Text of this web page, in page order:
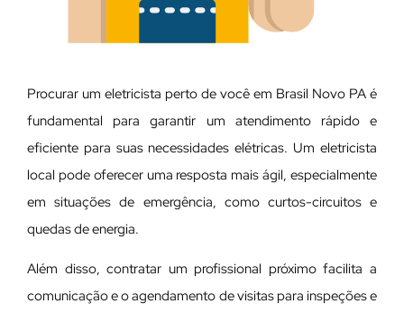
Procurar um eletricista perto de você em Brasil Novo PA é
fundamental para garantir um atendimento rápido e
eficiente para suas necessidades elétricas. Um eletricista
local pode oferecer uma resposta mais ágil, especialmente
em situações de emergência, como curtos-circuitos e
quedas de energia.
Além disso, contratar um profissional próximo facilita a
comunicação e o agendamento de visitas para inspeções e